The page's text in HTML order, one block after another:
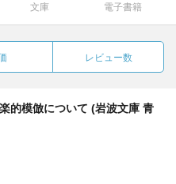
文庫 電子書籍
レビュー数
的模倣について (岩波文庫 青